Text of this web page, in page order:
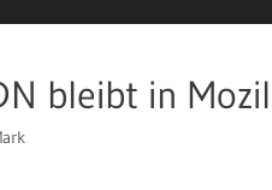
bleibt in